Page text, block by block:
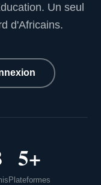
Un seul
d'Africains.
5+
Plateformes